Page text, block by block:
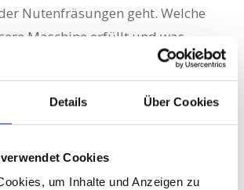
Details Über Cookies
Cookies
um Inhalte und Anzeigen zu
Nutenfräsungen geht. Welche
Maschine erfüllt und was
Oliver Führer darüber zu
wir in einem kleinen Video
Viel Spaß beim Anschauen!